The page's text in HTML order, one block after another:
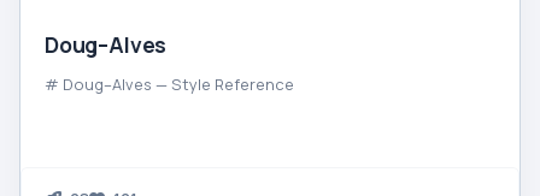
Doug–Alves
# Doug–Alves — Style Reference